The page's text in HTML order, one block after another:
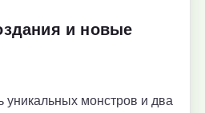
и новые
уникальных монстров и два